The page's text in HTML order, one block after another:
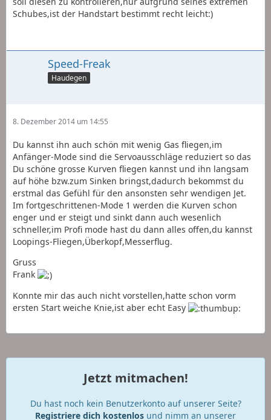
Schubes,ist der Handstart bestimmt recht leicht:)
Speed-Freak
Haudegen
8. Dezember 2014 um 14:55
Du kannst ihn auch schön mit wenig Gas fliegen,im
Anfänger-Mode sind die Servoausschläge reduziert so das
Du schöne grosse Kurven fliegen kannst und ihn langsam
auf höhe bzw.zum Sinken bringst,dadurch bekommst du
erstmal das Gefühl für den ansonsten sehr wendigen Jet.
Im fortgeschrittenen-Mode 1 werden die Kurven schon
enger und er steigt und sinkt dann auch wesenlich
schneller,im Profi mode hast du dann alles offen,du kannst
Loopings-Fliegen,Überkopf,Messerflug.
Gruss
Frank
Konnte mir das auch nicht vorstellen,hatte schon vorm
ersten Start weiche Knie,ist aber echt Easy
Jetzt mitmachen!
Du hast noch kein Benutzerkonto auf unserer Seite?
Registriere dich kostenlos und nimm an unserer